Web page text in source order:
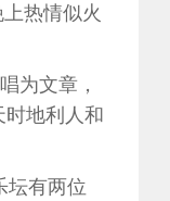
热情似火
为文章，
时地利人和
坛有两位